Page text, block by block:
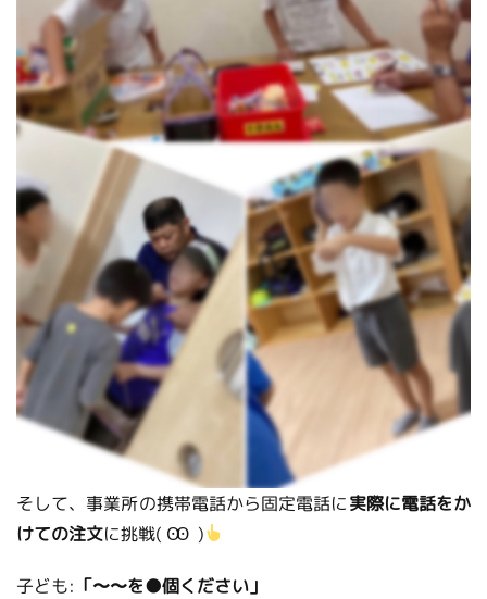
そして、事業所の携帯電話から固定電話に実際に電話をか
けての注文に挑戦( Ꙭ )
子ども: 「〜〜を●個ください」